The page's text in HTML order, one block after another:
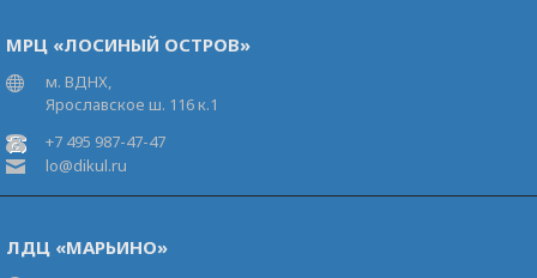
МРЦ «ЛОСИНЫЙ ОСТРОВ»
м. ВДНХ,
Ярославское ш. 116 к.1
+7 495 987-47-47
lo@dikul.ru
ЛДЦ «МАРЬИНО»